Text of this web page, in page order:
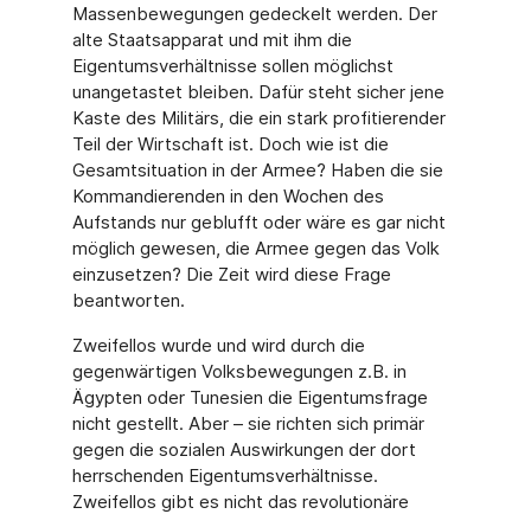
Massenbewegungen gedeckelt werden. Der
alte Staatsapparat und mit ihm die
Eigentumsverhältnisse sollen möglichst
unangetastet bleiben. Dafür steht sicher jene
Kaste des Militärs, die ein stark profitierender
Teil der Wirtschaft ist. Doch wie ist die
Gesamtsituation in der Armee? Haben die sie
Kommandierenden in den Wochen des
Aufstands nur geblufft oder wäre es gar nicht
möglich gewesen, die Armee gegen das Volk
einzusetzen? Die Zeit wird diese Frage
beantworten.
Zweifellos wurde und wird durch die
gegenwärtigen Volksbewegungen z.B. in
Ägypten oder Tunesien die Eigentumsfrage
nicht gestellt. Aber – sie richten sich primär
gegen die sozialen Auswirkungen der dort
herrschenden Eigentumsverhältnisse.
Zweifellos gibt es nicht das revolutionäre